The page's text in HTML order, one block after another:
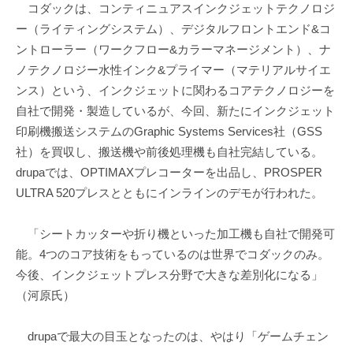
コダックは、コンティニュアスインクジェットテクノロジ
ー（ライティングシステム）、デジタルフロントエンド&コ
ントローラー（ワークフロー&カラーマネージメント）、ナ
ノテクノロジー水性インク&プライマー（マテリアルサイエ
ンス）という、インクジェットに関わるコアテクノロジーを
自社で開発・製造しているが、今回、新たにインクジェット
印刷機搬送システムのGraphic Systems Services社（GSS
社）を買収し、搬送機や前後処理機も自社完結している。
drupaでは、OPTIMAXプレコーターを出品し、PROSPER
ULTRA 520プレスとともにインラインのデモが行われた。
「シートカッターや折り機といった加工機も自社で開発可
能。4つのコア技術をもっているのは世界でコダックのみ。
今後、インクジェットプレス分野で大きな差別化になる」
（河原氏）
drupaで最大の目玉となったのは、やはり「ゲームチェン